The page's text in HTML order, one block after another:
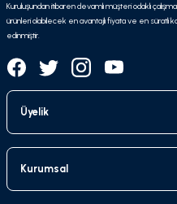
Kuruluşundan itibaren devamlı müşteri odaklı
ürünleri olabilecek en avantajlı fiyata ve en
edinmiştir.
Üyelik
Kurumsal